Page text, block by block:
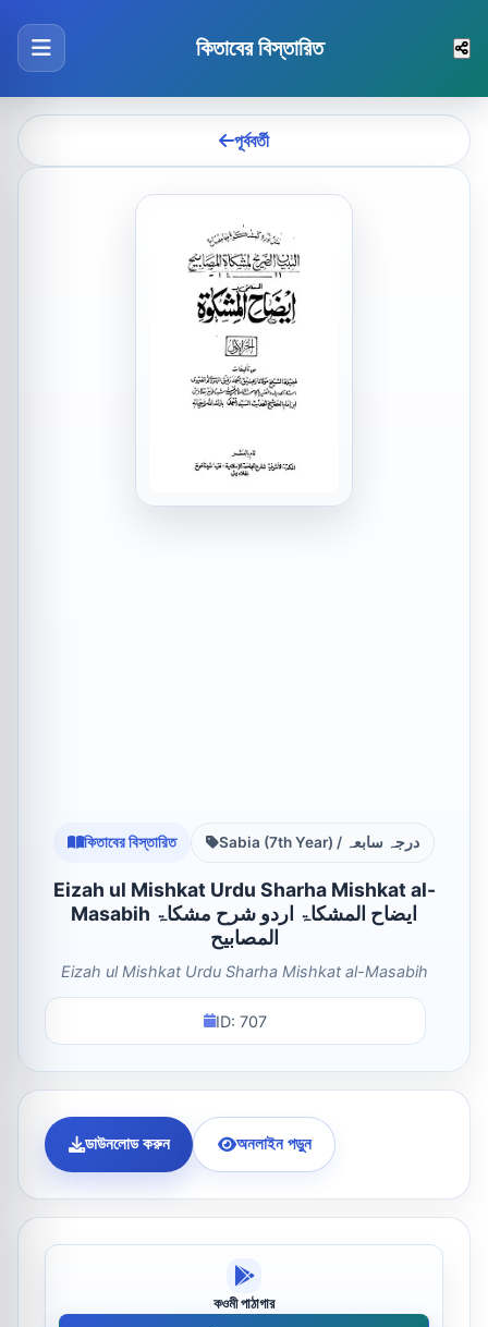
কিতাবের বিস্তারিত
পূর্ববর্তী
কিতাবের বিস্তারিত Sabia (7th Year) / درجہ سابعہ
Eizah ul Mishkat Urdu Sharha Mishkat al-
Masabih ایضاح المشکاۃ اردو شرح مشکاۃ
المصابیح
Eizah ul Mishkat Urdu Sharha Mishkat al-Masabih
ID: 707
ডাউনলোড করুন অনলাইন পড়ুন
কওমী পাঠাগার